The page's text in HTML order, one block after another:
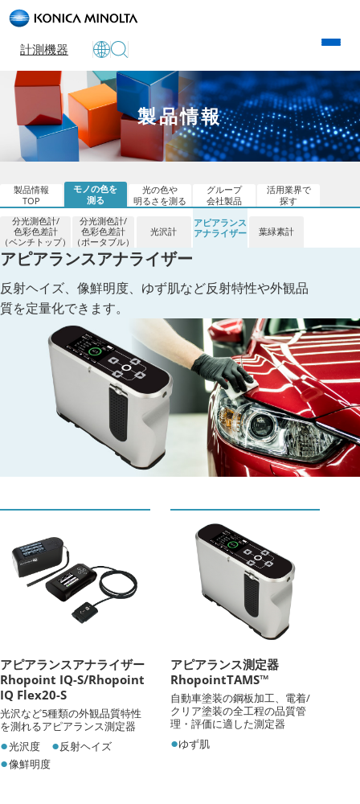
計測機器
製品情報
製品情報
TOP
モノの色を
測る
光の色や
明るさを測る
グループ
会社製品
活用業界で
探す
分光測色計/
色彩色差計
（ベンチトップ）
分光測色計/
色彩色差計
（ポータブル）
光沢計
アピアランス
アナライザー
葉緑素計
アピアランスアナライザー
反射ヘイズ、像鮮明度、ゆず肌など反射特性や外観品
質を定量化できます。
アピアランスアナライザー
Rhopoint IQ-S/Rhopoint
IQ Flex20-S
光沢など5種類の外観品質特性
を測れるアピアランス測定器
光沢度
反射ヘイズ
像鮮明度
アピアランス測定器
RhopointTAMS™
自動車塗装の鋼板加工、電着/
クリア塗装の全工程の品質管
理・評価に適した測定器
ゆず肌